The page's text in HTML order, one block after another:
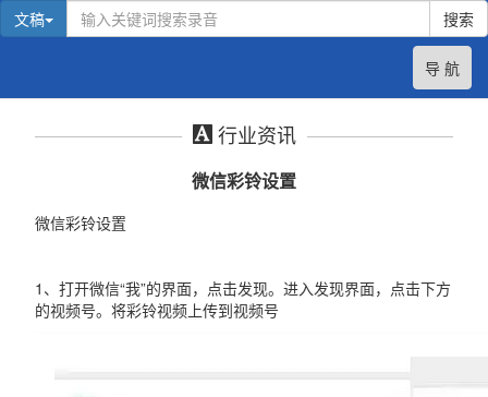
文稿 搜索
导 航
行业资讯
微信彩铃设置
微信彩铃设置
1、打开微信“我”的界面，点击发现。进入发现界面，点击下方
的视频号。将彩铃视频上传到视频号